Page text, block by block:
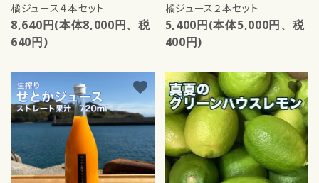
橘ジュース４本セット
8,640円(本体8,000円、税
640円)
橘ジュース２本セット
5,400円(本体5,000円、税
400円)
favorite favorite